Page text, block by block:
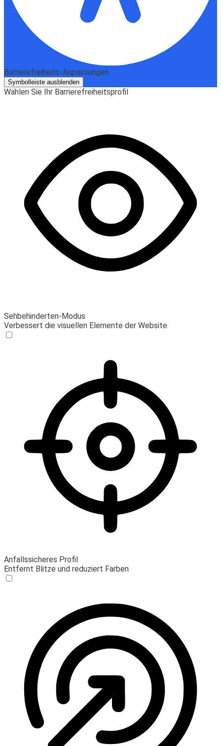
Barrierefreiheits-Anpassungen
Symbolleiste ausblenden
Wählen Sie Ihr Barrierefreiheitsprofil
Sehbehinderten-Modus
Verbessert die visuellen Elemente der Website
Anfallssicheres Profil
Entfernt Blitze und reduziert Farben